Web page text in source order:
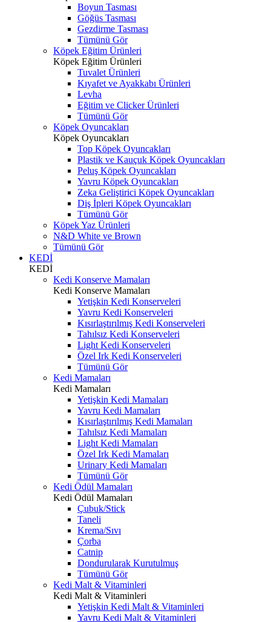
Boyun Tasması
Göğüs Tasması
Gezdirme Tasması
Tümünü Gör
Köpek Eğitim Ürünleri
Köpek Eğitim Ürünleri
Tuvalet Ürünleri
Kıyafet ve Ayakkabı Ürünleri
Levha
Eğitim ve Clicker Ürünleri
Tümünü Gör
Köpek Oyuncakları
Köpek Oyuncakları
Top Köpek Oyuncakları
Plastik ve Kauçuk Köpek Oyuncakları
Peluş Köpek Oyuncakları
Yavru Köpek Oyuncakları
Zeka Geliştirici Köpek Oyuncakları
Diş İpleri Köpek Oyuncakları
Tümünü Gör
Köpek Yaz Ürünleri
N&D White ve Brown
Tümünü Gör
KEDİ
KEDİ
Kedi Konserve Mamaları
Kedi Konserve Mamaları
Yetişkin Kedi Konserveleri
Yavru Kedi Konserveleri
Kısırlaştırılmış Kedi Konserveleri
Tahılsız Kedi Konserveleri
Light Kedi Konserveleri
Özel Irk Kedi Konserveleri
Tümünü Gör
Kedi Mamaları
Kedi Mamaları
Yetişkin Kedi Mamaları
Yavru Kedi Mamaları
Kısırlaştırılmış Kedi Mamaları
Tahılsız Kedi Mamaları
Light Kedi Mamaları
Özel Irk Kedi Mamaları
Urinary Kedi Mamaları
Tümünü Gör
Kedi Ödül Mamaları
Kedi Ödül Mamaları
Çubuk/Stick
Taneli
Krema/Sıvı
Çorba
Catnip
Dondurularak Kurutulmuş
Tümünü Gör
Kedi Malt & Vitaminleri
Kedi Malt & Vitaminleri
Yetişkin Kedi Malt & Vitaminleri
Yavru Kedi Malt & Vitaminleri